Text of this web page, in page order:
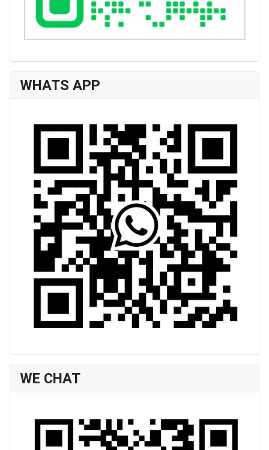
WHATS APP
WE CHAT